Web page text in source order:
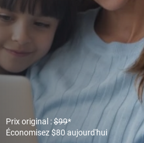
Prix original :$99*
Économisez$80 aujourd'hui